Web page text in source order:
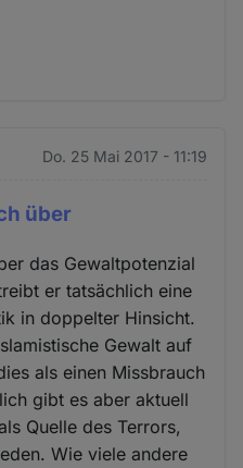
Do. 25 Mai 2017 - 11:19
über
das Gewaltpotenzial
er tatsächlich eine
in doppelter Hinsicht.
Gewalt auf
als einen Missbrauch
gibt es aber aktuell
Quelle des Terrors,
Wie viele andere